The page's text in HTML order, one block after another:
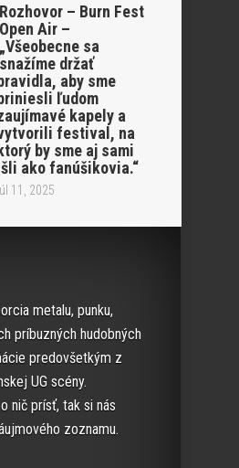
Rozhovor – Burn Fest
Open Air –
„Všeobecne sa
snažíme držať
aby sme
ľudom
kapely a
festival, na
ktorý by sme aj sami
ako fanúšikovia.“
11, 2025
metalu, punku,
príbuzných hudobných
predovšetkým z
UG scény.
nič prísť, tak si nás
zoznamu.